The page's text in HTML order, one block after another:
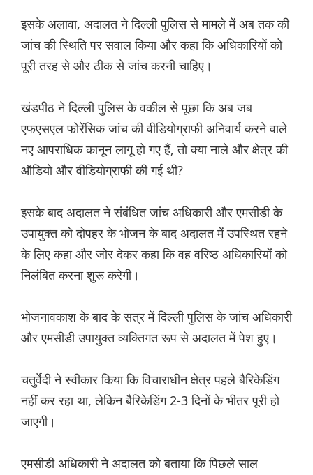
इसके अलावा, अदालत ने दिल्ली पुलिस से मामले में अब तक की
जांच की स्थिति पर सवाल किया और कहा कि अधिकारियों को
पूरी तरह से और ठीक से जांच करनी चाहिए।
खंडपीठ ने दिल्ली पुलिस के वकील से पूछा कि अब जब
एफएसएल फोरेंसिक जांच की वीडियोग्राफी अनिवार्य करने वाले
नए आपराधिक कानून लागू हो गए हैं, तो क्या नाले और क्षेत्र की
ऑडियो और वीडियोग्राफी की गई थी?
इसके बाद अदालत ने संबंधित जांच अधिकारी और एमसीडी के
उपायुक्त को दोपहर के भोजन के बाद अदालत में उपस्थित रहने
के लिए कहा और जोर देकर कहा कि वह वरिष्ठ अधिकारियों को
निलंबित करना शुरू करेगी।
भोजनावकाश के बाद के सत्र में दिल्ली पुलिस के जांच अधिकारी
और एमसीडी उपायुक्त व्यक्तिगत रूप से अदालत में पेश हुए।
चतुर्वेदी ने स्वीकार किया कि विचाराधीन क्षेत्र पहले बैरिकेडिंग
नहीं कर रहा था, लेकिन बैरिकेडिंग 2-3 दिनों के भीतर पूरी हो
जाएगी।
एमसीडी अधिकारी ने अदालत को बताया कि पिछले साल